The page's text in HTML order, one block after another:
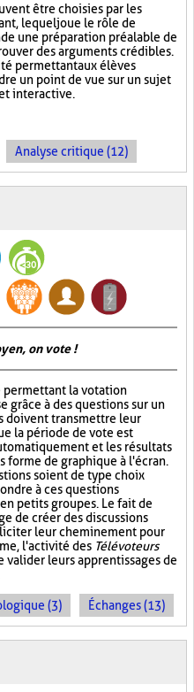
être choisies par les
lequel joue le rôle de
une préparation préalable de
des arguments crédibles.
permettant aux élèves
un point de vue sur un sujet
interactive.
Analyse critique (12)
on vote !
permettant la votation
grâce à des questions sur un
doivent transmettre leur
la période de vote est
et les résultats
forme de graphique à l'écran.
soient de type choix
à ces questions
petits groupes. Le fait de
de créer des discussions
leur cheminement pour
l'activité des Télévoteurs
valider leurs apprentissages de
(3) Échanges (13)